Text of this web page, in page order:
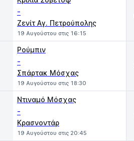
-
Ζενίτ Αγ. Πετρούπολης
19 Αυγούστου στις 16:15
Ρούμπιν
-
Σπάρτακ Μόσχας
19 Αυγούστου στις 18:30
Ντιναμό Μόσχας
-
Κρασνοντάρ
19 Αυγούστου στις 20:45